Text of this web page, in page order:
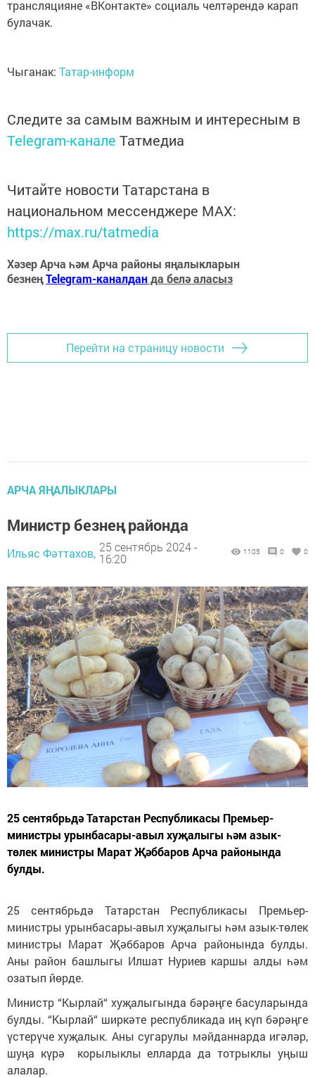
трансляцияне «ВКонтакте» социаль челтәрендә карап
булачак.
Чыганак: Татар-информ
Следите за самым важным и интересным в
Telegram-канале Татмедиа
Читайте новости Татарстана в
национальном мессенджере MАХ:
https://max.ru/tatmedia
Хәзер Арча һәм Арча районы яңалыкларын
безнеңTelegram-каналданда белә аласыз
Перейти на страницу новости
АРЧА ЯҢАЛЫКЛАРЫ
Министр безнең районда
Ильяс Фәттахов, 25 сентябрь 2024 -
16:20
1105 0 0
25 сентябрьдә Татарстан Республикасы Премьер-
министры урынбасары-авыл хуҗалыгы һәм азык-
төлек министры Марат Җәббаров Арча районында
булды.
25 сентябрьдә Татарстан Республикасы Премьер-
министры урынбасары-авыл хуҗалыгы һәм азык-төлек
министры Марат Җәббаров Арча районында булды.
Аны район башлыгы Илшат Нуриев каршы алды һәм
озатып йөрде.
Министр “Кырлай“ хуҗалыгында бәрәңге басуларында
булды. “Кырлай“ ширкәте республикада иң күп бәрәңге
үстерүче хуҗалык. Аны сугарулы мәйданнарда игәләр,
шуңа күрә корылыклы елларда да тотрыклы уңыш
алалар.